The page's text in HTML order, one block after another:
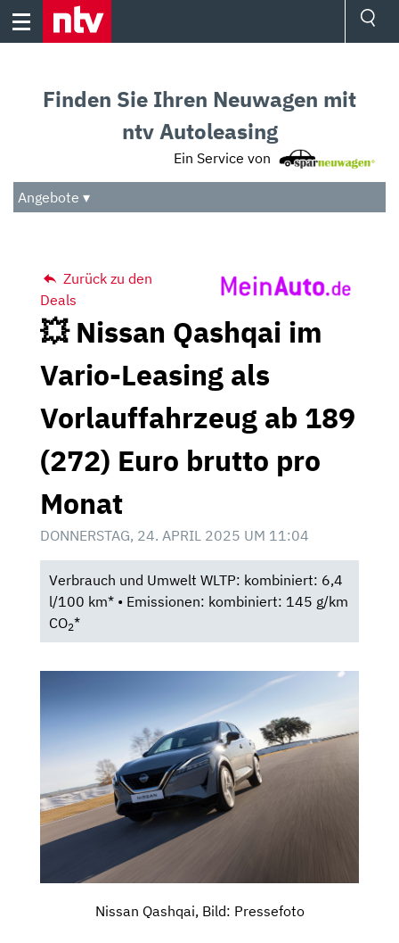
Skip
Audio
Das Beste
Finden Sie Ihren Neuwagen mit
ntv Autoleasing
Ein Service von
Angebote ▾
Zurück zu den
Deals
💥 Nissan Qashqai im
Vario-Leasing als
Vorlauffahrzeug ab 189
(272) Euro brutto pro
Monat
DONNERSTAG, 24. APRIL 2025 UM 11:04
Verbrauch und Umwelt WLTP: kombiniert: 6,4
l/100 km* • Emissionen: kombiniert: 145 g/km
CO2*
Nissan Qashqai, Bild: Pressefoto